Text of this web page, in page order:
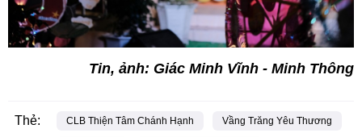
Tin, ảnh: Giác Minh Vĩnh - Minh Thông
Thẻ: CLB Thiện Tâm Chánh Hạnh Vầng Trăng Yêu Thương